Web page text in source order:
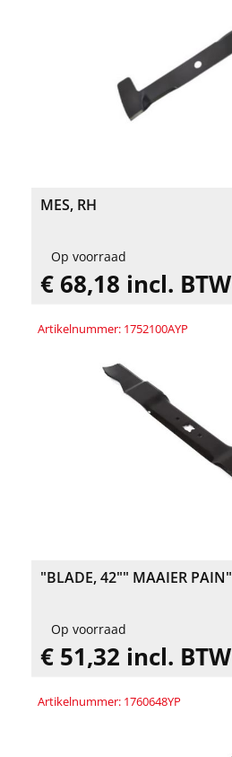
MES, RH
Op voorraad
€ 68,18 incl. BTW
Artikelnummer: 1752100AYP
"BLADE, 42"" MAAIER PAIN"
Op voorraad
€ 51,32 incl. BTW
Artikelnummer: 1760648YP